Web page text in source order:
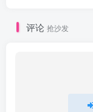
评论 抢沙发